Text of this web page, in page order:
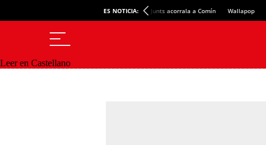
ES NOTICIA: Junts acorrala a Comín Wallapop
Leer en Castellano